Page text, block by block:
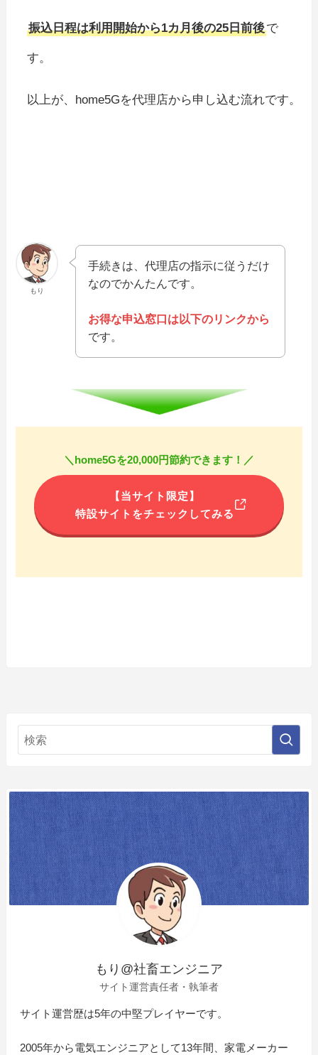
振込日程は利用開始から1カ月後の25日前後で
す。
以上が、home5Gを代理店から申し込む流れです。
もり
手続きは、代理店の指示に従うだけ
なのでかんたんです。
お得な申込窓口は以下のリンクから
です。
＼home5Gを20,000円節約できます！／
【当サイト限定】
特設サイトをチェックしてみる
もり@社畜エンジニア
サイト運営責任者・執筆者
サイト運営歴は5年の中堅プレイヤーです。
2005年から電気エンジニアとして13年間、家電メーカー